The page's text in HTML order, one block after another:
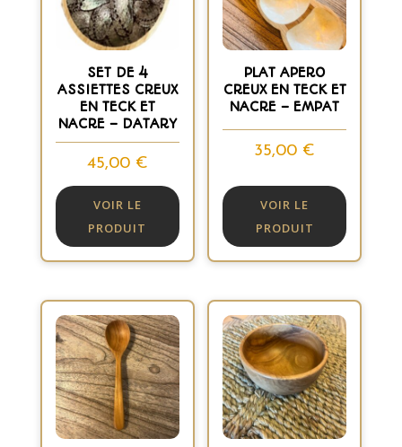
SET DE 4
ASSIETTES CREUX
EN TECK ET
NACRE – DATARY
45,00 €
VOIR LE
PRODUIT
PLAT APERO
CREUX EN TECK ET
NACRE – EMPAT
35,00 €
VOIR LE
PRODUIT